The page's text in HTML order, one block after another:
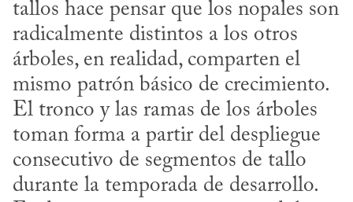
tallos hace pensar que los nopales son
radicalmente distintos a los otros
árboles, en realidad, comparten el
mismo patrón básico de crecimiento.
El tronco y las ramas de los árboles
toman forma a partir del despliegue
consecutivo de segmentos de tallo
durante la temporada de desarrollo.